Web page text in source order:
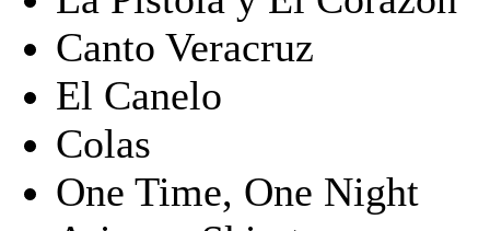
Canto Veracruz
El Canelo
Colas
One Time, One Night